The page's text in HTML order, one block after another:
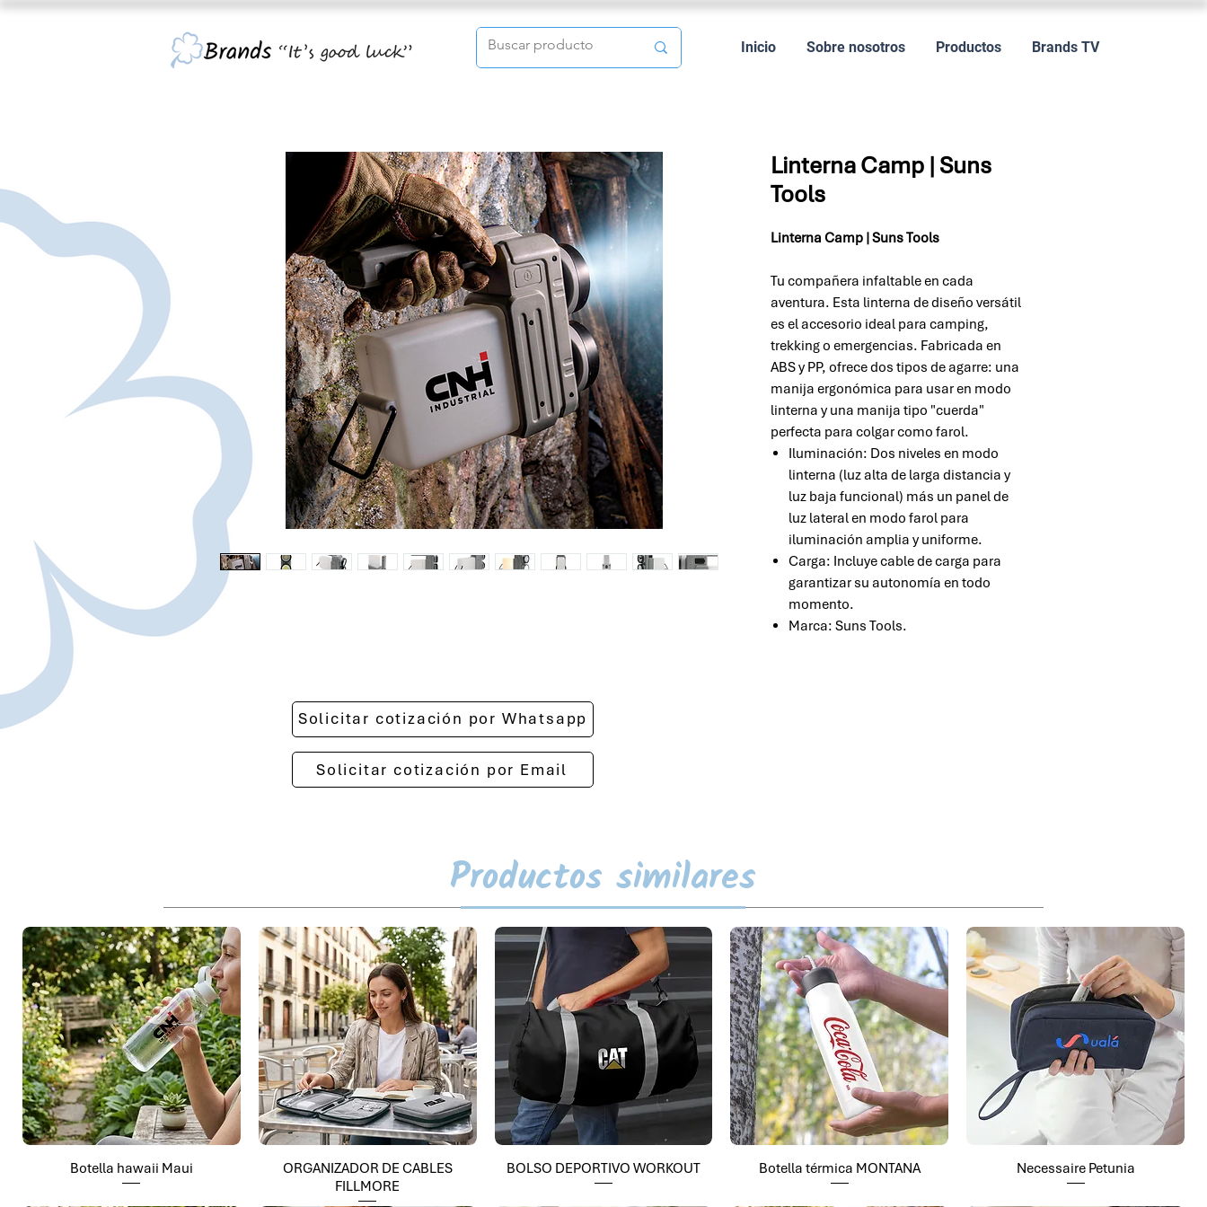
Inicio Sobre nosotros Productos Brands TV
Linterna Camp | Suns
Tools
Linterna Camp | Suns Tools
Tu compañera infaltable en cada
aventura. Esta linterna de diseño versátil
es el accesorio ideal para camping,
trekking o emergencias. Fabricada en
ABS y PP, ofrece dos tipos de agarre: una
manija ergonómica para usar en modo
linterna y una manija tipo "cuerda"
perfecta para colgar como farol.
Iluminación: Dos niveles en modo
linterna (luz alta de larga distancia y
luz baja funcional) más un panel de
luz lateral en modo farol para
iluminación amplia y uniforme.
Carga: Incluye cable de carga para
garantizar su autonomía en todo
momento.
Marca: Suns Tools.
Solicitar cotización por Whatsapp
Solicitar cotización por Email
Productos similares
Botella hawaii Maui
ORGANIZADOR DE CABLES
FILLMORE
BOLSO DEPORTIVO WORKOUT Botella térmica MONTANA Necessaire Petunia